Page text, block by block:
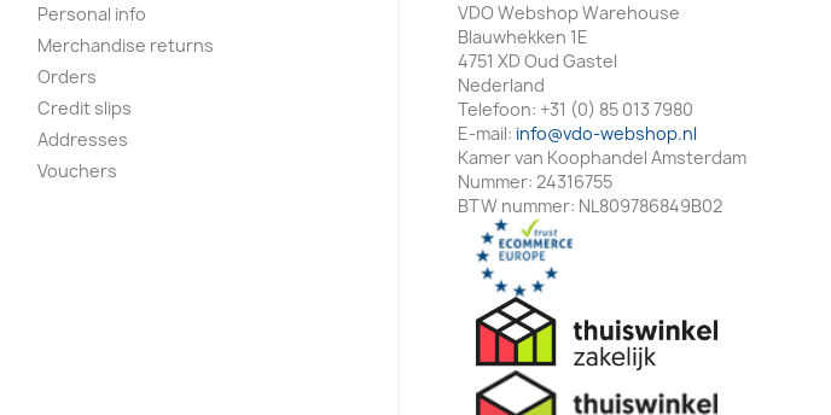
Personal info
Merchandise returns
Orders
Credit slips
Addresses
Vouchers
VDO Webshop Warehouse
Blauwhekken 1E
4751 XD Oud Gastel
Nederland
Telefoon: +31 (0) 85 013 7980
E-mail: info@vdo-webshop.nl
Kamer van Koophandel Amsterdam
Nummer: 24316755
BTW nummer: NL809786849B02